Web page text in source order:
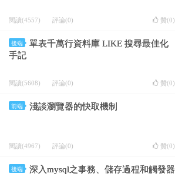
閱讀(4557) 評論(0) 贊(0)
後端
單表千萬行資料庫 LIKE 搜尋最佳化
手記
閱讀(5608) 評論(0) 贊(0)
前端 淺談瀏覽器的快取機制
閱讀(4967) 評論(0) 贊(0)
後端 深入mysql之事務、儲存過程和觸發器